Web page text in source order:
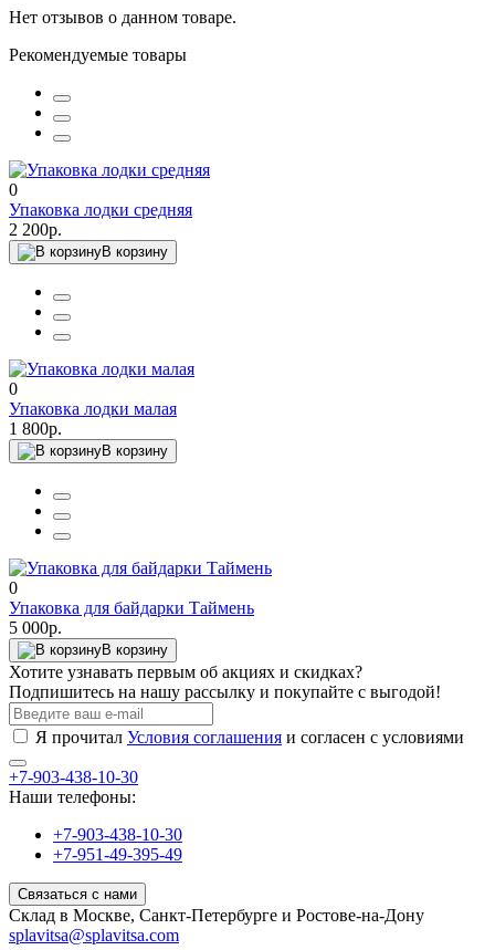
Нет отзывов о данном товаре.
Рекомендуемые товары
0
Упаковка лодки средняя
2 200р.
В корзину
0
Упаковка лодки малая
1 800р.
В корзину
0
Упаковка для байдарки Таймень
5 000р.
В корзину
Хотите узнавать первым об акциях и скидках?
Подпишитесь на нашу рассылку и покупайте с выгодой!
Я прочитал Условия соглашения и согласен с условиями
+7-903-438-10-30
Наши телефоны:
+7-903-438-10-30
+7-951-49-395-49
Связаться с нами
Склад в Москве, Санкт-Петербурге и Ростове-на-Дону
splavitsa@splavitsa.com